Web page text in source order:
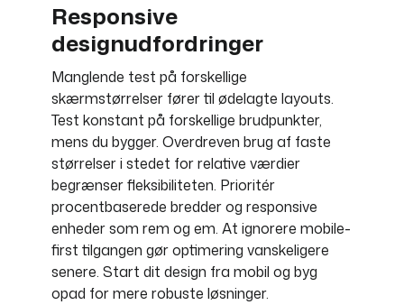
Responsive
designudfordringer
Manglende test på forskellige
skærmstørrelser fører til ødelagte layouts.
Test konstant på forskellige brudpunkter,
mens du bygger. Overdreven brug af faste
størrelser i stedet for relative værdier
begrænser fleksibiliteten. Prioritér
procentbaserede bredder og responsive
enheder som rem og em. At ignorere mobile-
first tilgangen gør optimering vanskeligere
senere. Start dit design fra mobil og byg
opad for mere robuste løsninger.